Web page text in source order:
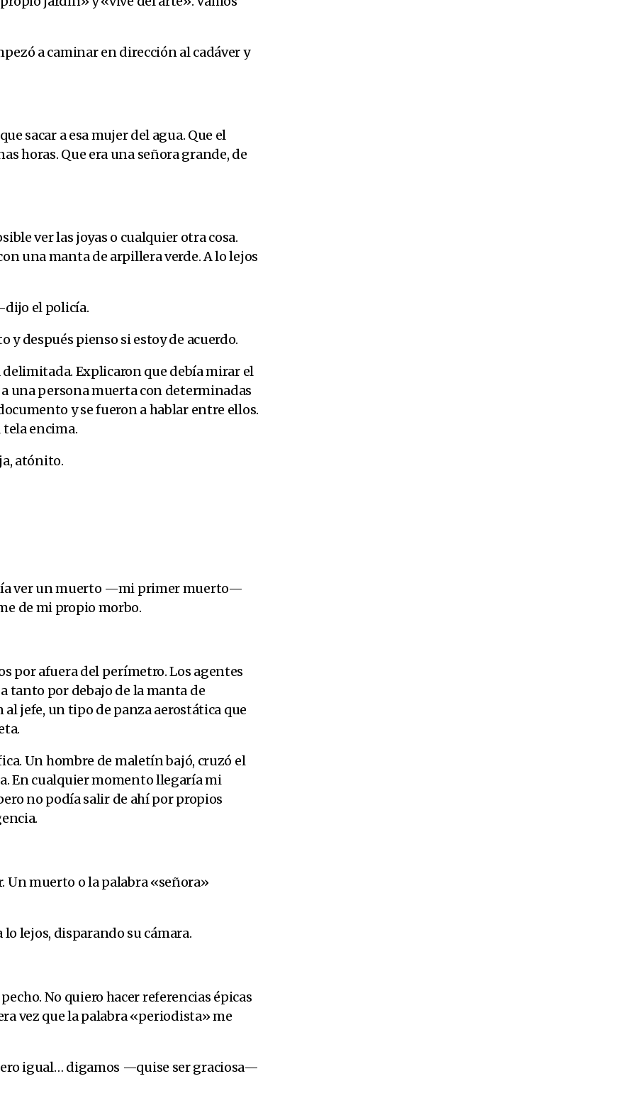
a caminar en dirección al cadáver y
sacar a esa mujer del agua. Que el
horas. Que era una señora grande, de
ver las joyas o cualquier otra cosa.
una manta de arpillera verde. A lo lejos
el policía.
y después pienso si estoy de acuerdo.
Explicaron que debía mirar el
una persona muerta con determinadas
y se fueron a hablar entre ellos.
tela encima.
atónito.
ver un muerto —mi primer muerto—
de mi propio morbo.
por afuera del perímetro. Los agentes
tanto por debajo de la manta de
jefe, un tipo de panza aerostática que
Un hombre de maletín bajó, cruzó el
En cualquier momento llegaría mi
no podía salir de ahí por propios
Un muerto o la palabra «señora»
lejos, disparando su cámara.
No quiero hacer referencias épicas
vez que la palabra «periodista» me
igual… digamos —quise ser graciosa—